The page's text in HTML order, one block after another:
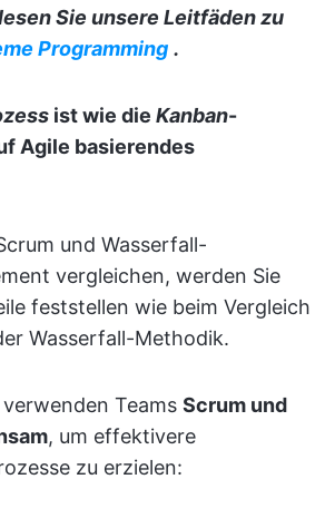
Sie unsere Leitfäden zu
Programming .
ist wie die Kanban-
Agile basierendes
und Wasserfall-
vergleichen, werden Sie
feststellen wie beim Vergleich
Wasserfall-Methodik.
Teams Scrum und
, um effektivere
zu erzielen: